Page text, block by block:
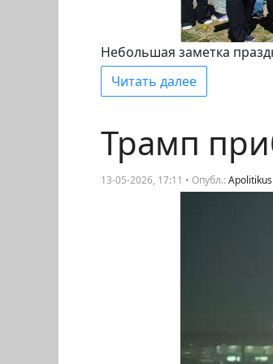
Небольшая заметка
Читать далее
Трамп
13-05-2026, 17:11 • Опубл.:Apolitikus